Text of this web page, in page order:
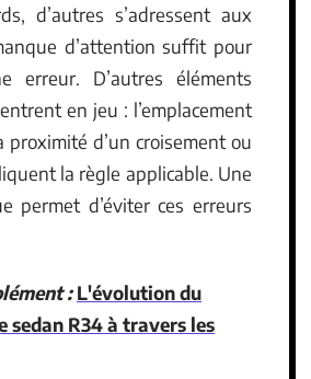
d’autres s’adressent aux
d’attention suffit pour
erreur. D’autres éléments
en jeu : l’emplacement
proximité d’un croisement ou
la règle applicable. Une
permet d’éviter ces erreurs
: L'évolution du
sedan R34 à travers les